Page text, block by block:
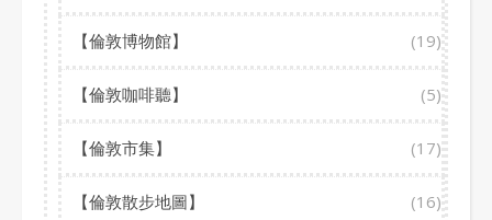
【倫敦博物館】 (19)
【倫敦咖啡聽】 (5)
【倫敦市集】 (17)
【倫敦散步地圖】 (16)